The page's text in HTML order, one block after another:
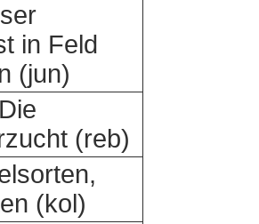
in Feld
(jun)
(reb)
(kol)